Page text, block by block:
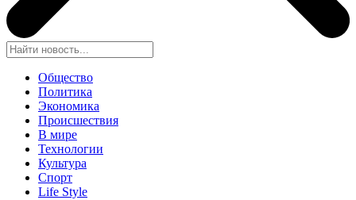
Общество
Политика
Экономика
Происшествия
В мире
Технологии
Культура
Спорт
Life Style